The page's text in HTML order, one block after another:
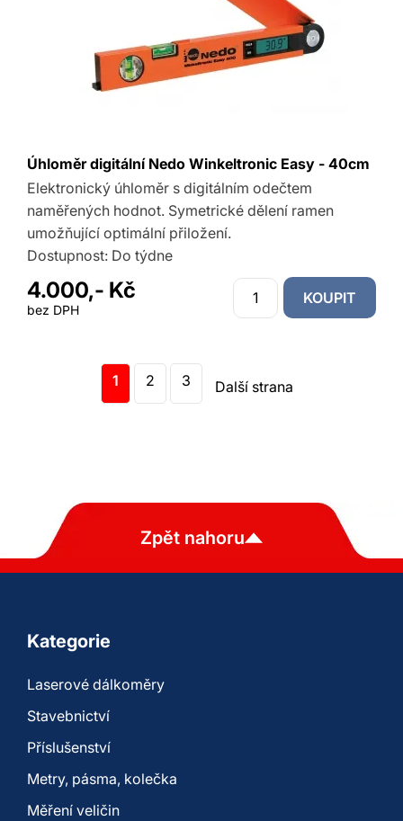
Úhloměr digitální Nedo Winkeltronic Easy - 40cm
Elektronický úhloměr s digitálním odečtem
naměřených hodnot. Symetrické dělení ramen
umožňující optimální přiložení.
Dostupnost: Do týdne
4.000,- Kč
bez DPH
KOUPIT
1 2 3 Další strana
Zpět nahoru
Kategorie
Laserové dálkoměry
Stavebnictví
Příslušenství
Metry, pásma, kolečka
Měření veličin